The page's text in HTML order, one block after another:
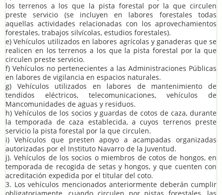
los terrenos a los que la pista forestal por la que circulen
preste servicio (se incluyen en labores forestales todas
aquellas actividades relacionadas con los aprovechamientos
forestales, trabajos silvícolas, estudios forestales).
e) Vehículos utilizados en labores agrícolas y ganaderas que se
realicen en los terrenos a los que la pista forestal por la que
circulen preste servicio.
f) Vehículos no pertenecientes a las Administraciones Públicas
en labores de vigilancia en espacios naturales.
g) Vehículos utilizados en labores de mantenimiento de
tendidos eléctricos, telecomunicaciones, vehículos de
Mancomunidades de aguas y residuos.
h) Vehículos de los socios y guardas de cotos de caza, durante
la temporada de caza establecida, a cuyos terrenos preste
servicio la pista forestal por la que circulen.
i) Vehículos que presten apoyo a acampadas organizadas
autorizadas por el Instituto Navarro de la Juventud.
j). Vehículos de los socios o miembros de cotos de hongos, en
temporada de recogida de setas y hongos, y que cuenten con
acreditación expedida por el titular del coto.
3. Los vehículos mencionados anteriormente deberán cumplir